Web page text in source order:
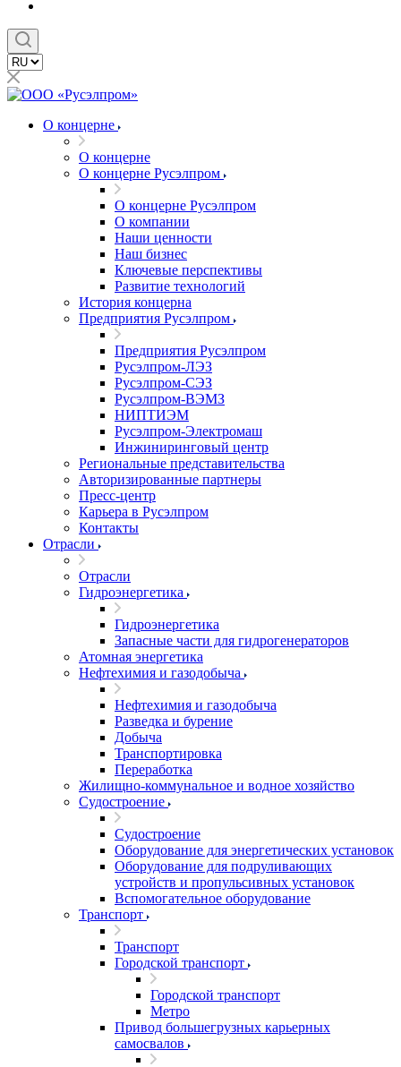
О концерне
О концерне
О концерне Русэлпром
О концерне Русэлпром
О компании
Наши ценности
Наш бизнес
Ключевые перспективы
Развитие технологий
История концерна
Предприятия Русэлпром
Предприятия Русэлпром
Русэлпром-ЛЭЗ
Русэлпром-СЭЗ
Русэлпром-ВЭМЗ
НИПТИЭМ
Русэлпром-Электромаш
Инжиниринговый центр
Региональные представительства
Авторизированные партнеры
Пресс-центр
Карьера в Русэлпром
Контакты
Отрасли
Отрасли
Гидроэнергетика
Гидроэнергетика
Запасные части для гидрогенераторов
Атомная энергетика
Нефтехимия и газодобыча
Нефтехимия и газодобыча
Разведка и бурение
Добыча
Транспортировка
Переработка
Жилищно-коммунальное и водное хозяйство
Судостроение
Судостроение
Оборудование для энергетических установок
Оборудование для подруливающих
устройств и пропульсивных установок
Вспомогательное оборудование
Транспорт
Транспорт
Городской транспорт
Городской транспорт
Метро
Привод большегрузных карьерных
самосвалов